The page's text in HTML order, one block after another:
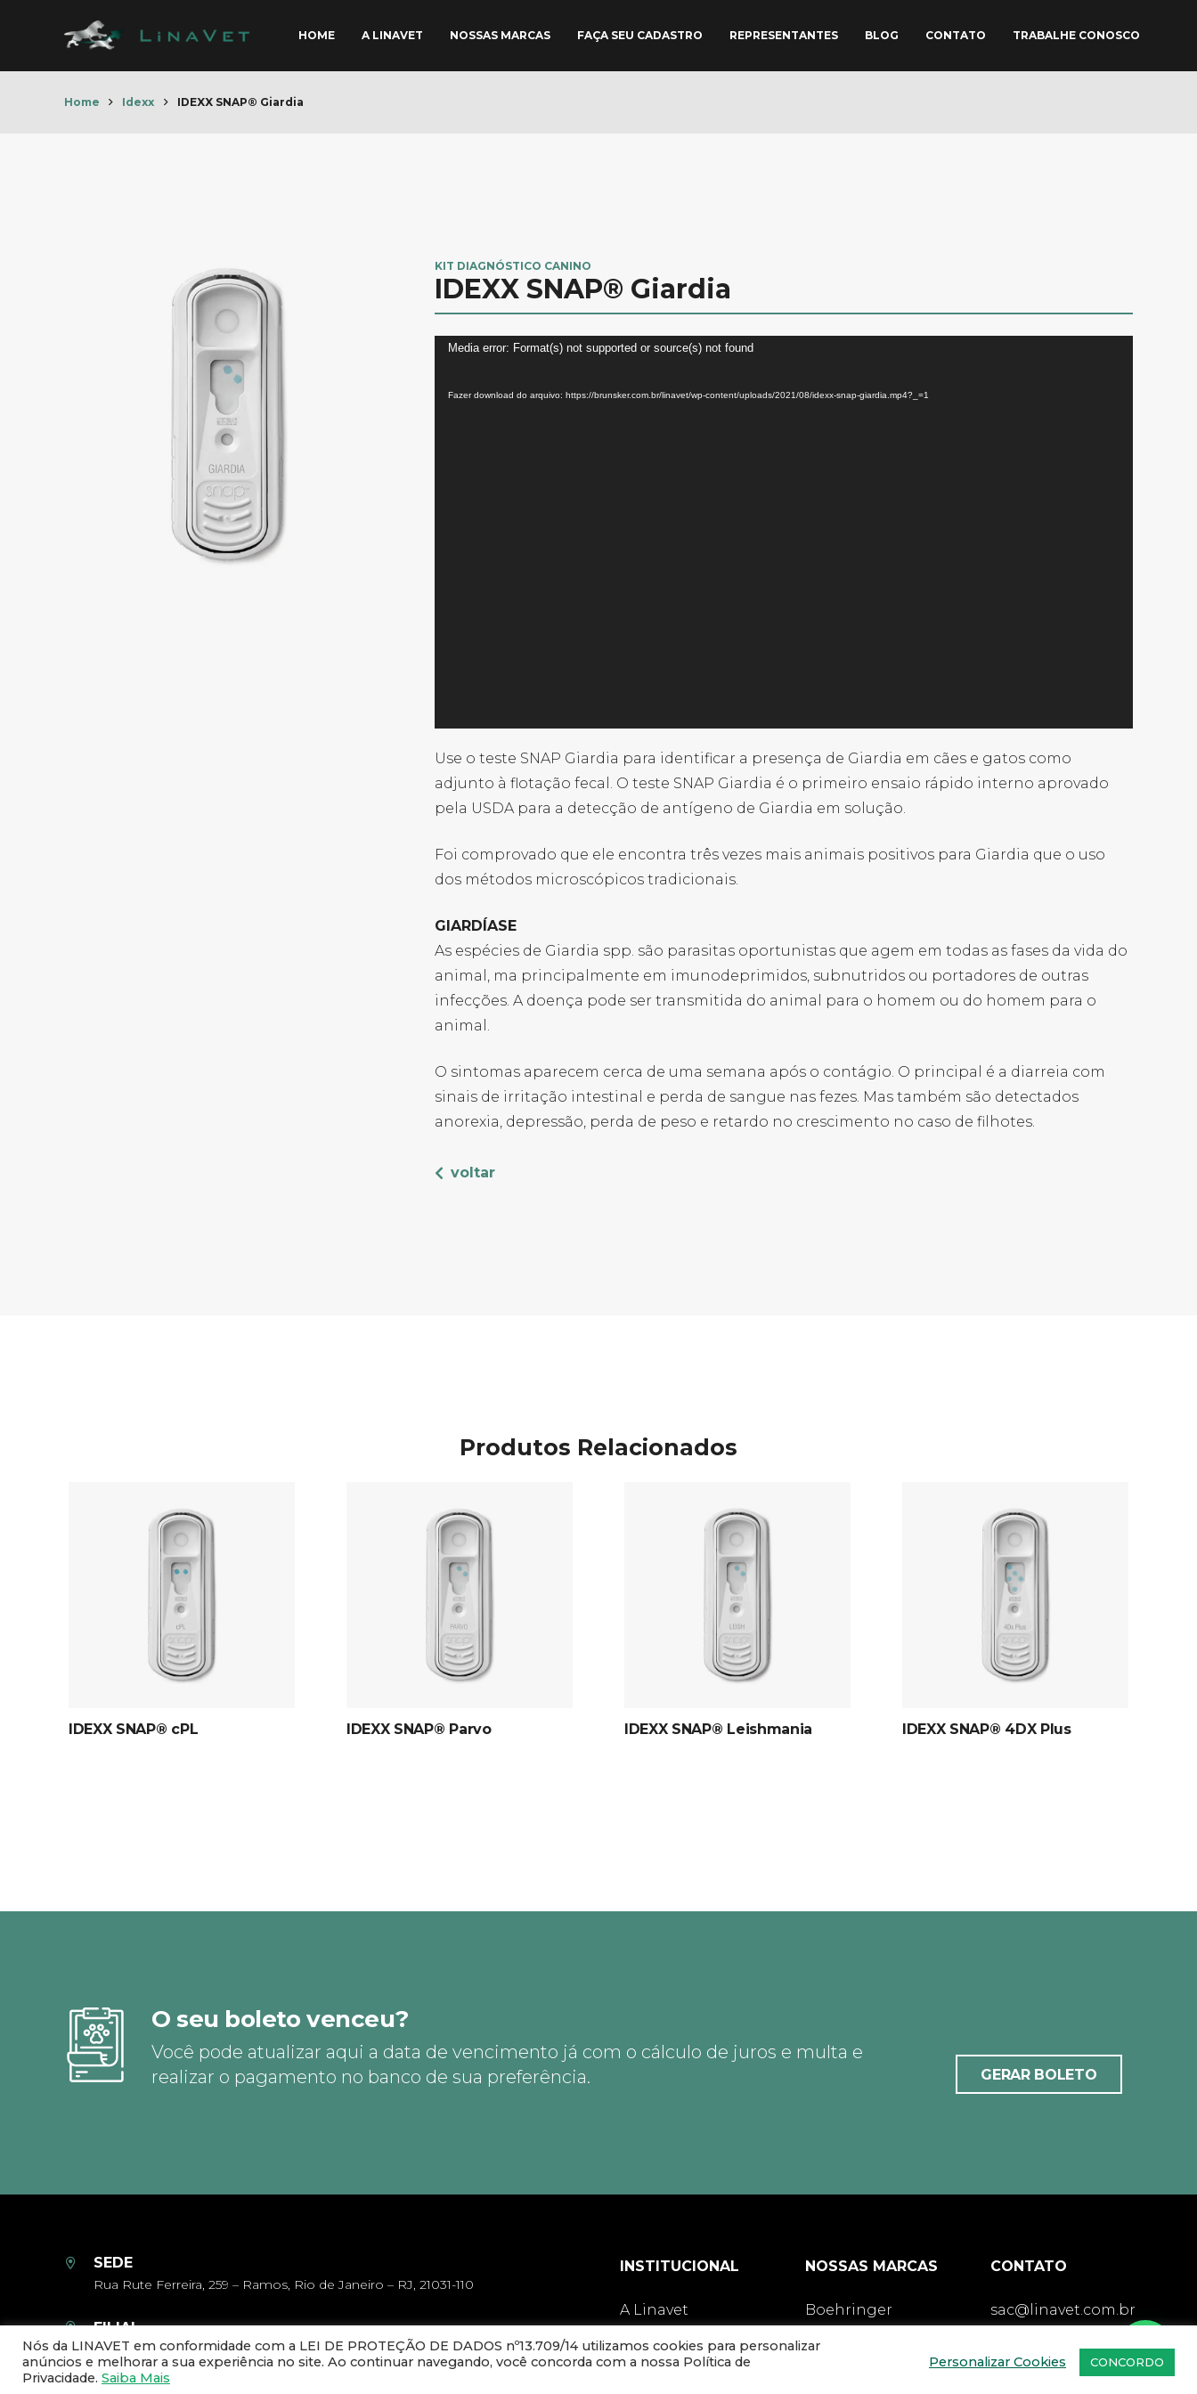
HOME A LINAVET NOSSAS MARCAS FAÇA SEU CADASTRO REPRESENTANTES BLOG CONTATO TRABALHE CONOSCO
Home Idexx IDEXX SNAP® Giardia
KIT DIAGNÓSTICO CANINO
IDEXX SNAP® Giardia
Tocador
vídeo
Media error: Format(s) not supported or source(s) not found
Fazer download do arquivo: https://brunsker.com.br/linavet/wp-content/uploads/2021/08/idexx-snap-giardia.mp4?_=1
Use o teste SNAP Giardia para identificar a presença de Giardia em cães e gatos como
adjunto à flotação fecal. O teste SNAP Giardia é o primeiro ensaio rápido interno aprovado
pela USDA para a detecção de antígeno de Giardia em solução.
Foi comprovado que ele encontra três vezes mais animais positivos para Giardia que o uso
dos métodos microscópicos tradicionais.
GIARDÍASE
As espécies de Giardia spp. são parasitas oportunistas que agem em todas as fases da vida do
animal, ma principalmente em imunodeprimidos, subnutridos ou portadores de outras
infecções. A doença pode ser transmitida do animal para o homem ou do homem para o
animal.
O sintomas aparecem cerca de uma semana após o contágio. O principal é a diarreia com
sinais de irritação intestinal e perda de sangue nas fezes. Mas também são detectados
anorexia, depressão, perda de peso e retardo no crescimento no caso de filhotes.
voltar
Produtos Relacionados
IDEXX SNAP® cPL IDEXX SNAP® Parvo IDEXX SNAP® Leishmania IDEXX SNAP® 4DX Plus
O seu boleto venceu?
Você pode atualizar aqui a data de vencimento já com o cálculo de juros e multa e
realizar o pagamento no banco de sua preferência.
GERAR BOLETO
SEDE
Rua Rute Ferreira, 259 – Ramos, Rio de Janeiro – RJ, 21031-110
FILIAL
Rua Pedro Victorino Alves, 75 – quadra 5 – lote 95
Pedro Branco, Bom Jesus do Norte – ES, 29460-000
INSTITUCIONAL
A Linavet
Representantes
NOSSAS MARCAS
Boehringer
Idexx
CONTATO
sac@linavet.com.br
21 97953-2419
21 97110-5324
Nós da LINAVET em conformidade com a LEI DE PROTEÇÃO DE DADOS nº13.709/14 utilizamos cookies para personalizar
anúncios e melhorar a sua experiência no site. Ao continuar navegando, você concorda com a nossa Política de
Privacidade. Saiba Mais
Personalizar Cookies CONCORDO